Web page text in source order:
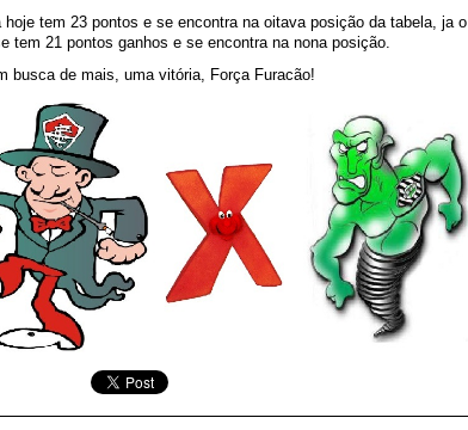
hoje tem 23 pontos e se encontra na oitava posição da tabela, ja o
tem 21 pontos ganhos e se encontra na nona posição.
busca de mais, uma vitória, Força Furacão!